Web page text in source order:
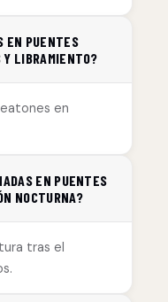
EN PUENTES
Y LIBRAMIENTO?
en
EN PUENTES
NOCTURNA?
tras el